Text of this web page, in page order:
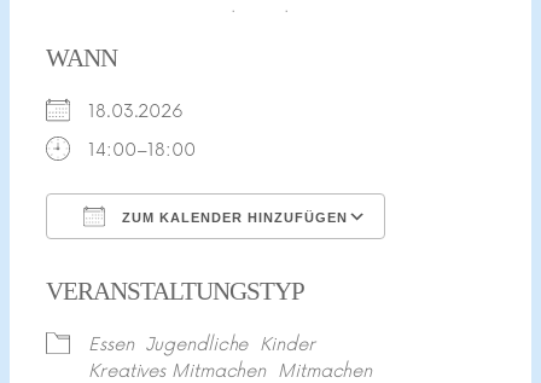
WANN
18.03.2026
14:00–18:00
ZUM KALENDER HINZUFÜGEN
VERANSTALTUNGSTYP
Essen Jugendliche Kinder
Kreatives Mitmachen
Mitmachen